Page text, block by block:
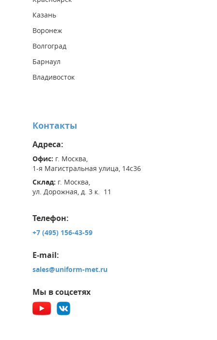
Казань
Воронеж
Волгоград
Барнаул
Владивосток
Контакты
Адреса:
Офис: г. Москва,
1-я Магистральная улица, 14с36
Склад: г. Москва,
ул. Дорожная, д. 3 к. 11
Телефон:
+7 (495) 156-43-59
E-mail:
sales@uniform-met.ru
Мы в соцсетях